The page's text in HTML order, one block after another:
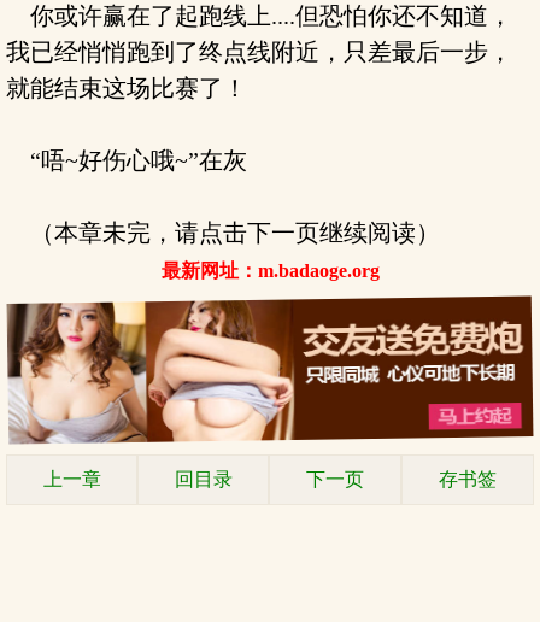
你或许赢在了起跑线上....但恐怕你还不知道，
我已经悄悄跑到了终点线附近，只差最后一步，
就能结束这场比赛了！
“唔~好伤心哦~”在灰
（本章未完，请点击下一页继续阅读）
最新网址：m.badaoge.org
上一章 回目录 下一页 存书签